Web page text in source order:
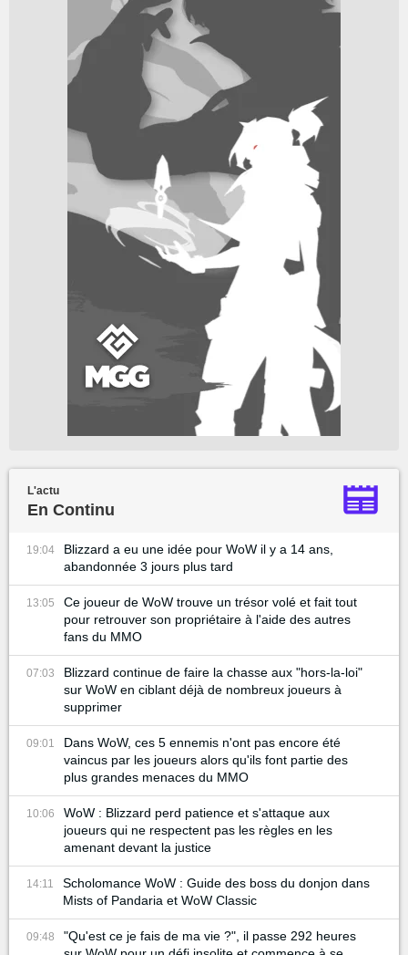
L'actu
En Continu
19:04
Blizzard a eu une idée pour WoW il y a 14 ans,
abandonnée 3 jours plus tard
13:05
Ce joueur de WoW trouve un trésor volé et fait tout
pour retrouver son propriétaire à l'aide des autres
fans du MMO
07:03
Blizzard continue de faire la chasse aux "hors-la-loi"
sur WoW en ciblant déjà de nombreux joueurs à
supprimer
09:01
Dans WoW, ces 5 ennemis n'ont pas encore été
vaincus par les joueurs alors qu'ils font partie des
plus grandes menaces du MMO
10:06
WoW : Blizzard perd patience et s'attaque aux
joueurs qui ne respectent pas les règles en les
amenant devant la justice
14:11
Scholomance WoW : Guide des boss du donjon dans
Mists of Pandaria et WoW Classic
09:48
"Qu'est ce je fais de ma vie ?", il passe 292 heures